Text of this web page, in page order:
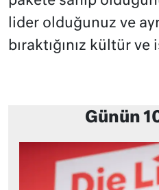
lider olduğunuz ve
bıraktığınız kültür ve
Günün